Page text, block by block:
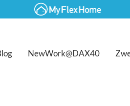
NewWork@DAX40